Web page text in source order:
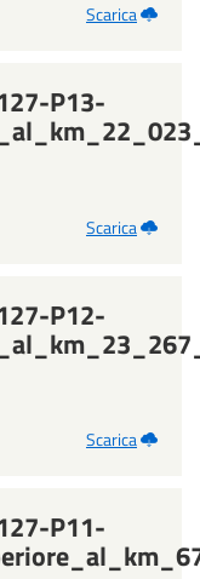
Scarica
P13-
Scarica
P12-
Scarica
P11-